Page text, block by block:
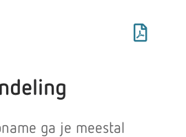
ga je meestal